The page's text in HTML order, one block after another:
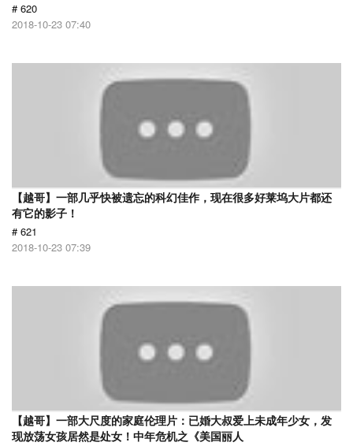
# 620
2018-10-23 07:40
【越哥】一部几乎快被遗忘的科幻佳作，现在很多好莱坞大片都还
有它的影子！
# 621
2018-10-23 07:39
【越哥】一部大尺度的家庭伦理片：已婚大叔爱上未成年少女，发
现放荡女孩居然是处女！中年危机之《美国丽人